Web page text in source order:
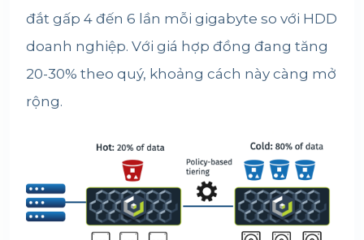
đắt gấp 4 đến 6 lần mỗi gigabyte so với HDD
doanh nghiệp. Với giá hợp đồng đang tăng
20-30% theo quý, khoảng cách này càng mở
rộng.